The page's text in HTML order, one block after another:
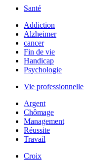
Santé
Addiction
Alzheimer
cancer
Fin de vie
Handicap
Psychologie
Vie professionnelle
Argent
Chômage
Management
Réussite
Travail
Croix